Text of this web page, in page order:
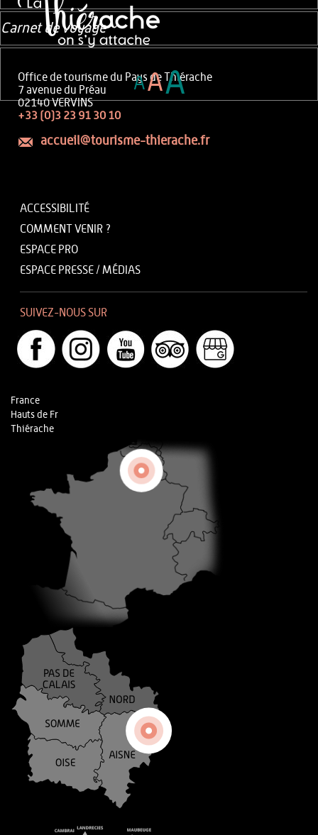
Office de tourisme du Pays de Thiérache
7 avenue du Préau
02140 VERVINS
+33 (0)3 23 91 30 10
accueil@tourisme-thierache.fr
ACCESSIBILITÉ
COMMENT VENIR ?
ESPACE PRO
ESPACE PRESSE / MÉDIAS
SUIVEZ-NOUS SUR
France
Hauts de Fr
Thiérache
Carnet de voyage
AAA